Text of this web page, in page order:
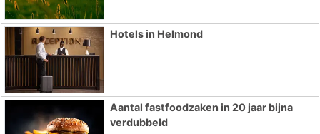
Hotels in Helmond
Aantal fastfoodzaken in 20 jaar bijna
verdubbeld